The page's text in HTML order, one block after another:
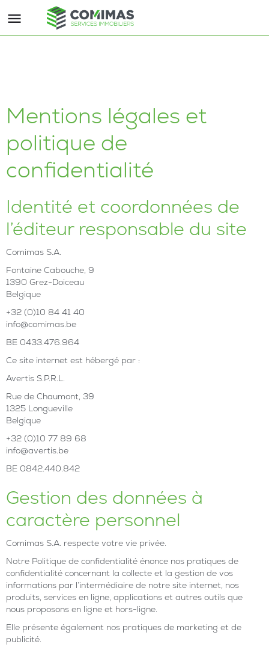
Mentions légales et
politique de
confidentialité
Identité et coordonnées de
l’éditeur responsable du site
Comimas S.A.
Fontaine Cabouche, 9
1390 Grez-Doiceau
Belgique
+32 (0)10 84 41 40
info@comimas.be
BE 0433.476.964
Ce site internet est hébergé par :
Avertis S.P.R.L.
Rue de Chaumont, 39
1325 Longueville
Belgique
+32 (0)10 77 89 68
info@avertis.be
BE 0842.440.842
Gestion des données à
caractère personnel
Comimas S.A. respecte votre vie privée.
Notre Politique de confidentialité énonce nos pratiques de
confidentialité concernant la collecte et la gestion de vos
informations par l’intermédiaire de notre site internet, nos
produits, services en ligne, applications et autres outils que
nous proposons en ligne et hors-ligne.
Elle présente également nos pratiques de marketing et de
publicité.